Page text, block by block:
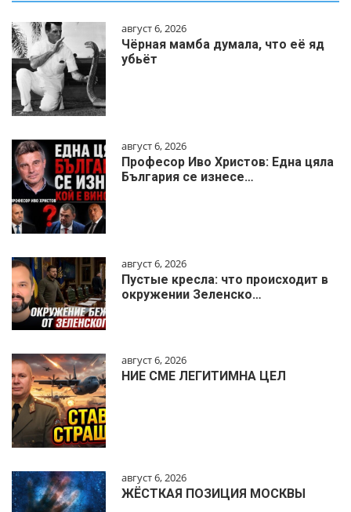
август 6, 2026
Чёрная мамба думала, что её яд
убьёт
август 6, 2026
Професор Иво Христов: Една цяла
България се изнесе…
август 6, 2026
Пустые кресла: что происходит в
окружении Зеленско…
август 6, 2026
НИЕ СМЕ ЛЕГИТИМНА ЦЕЛ
август 6, 2026
ЖЁСТКАЯ ПОЗИЦИЯ МОСКВЫ